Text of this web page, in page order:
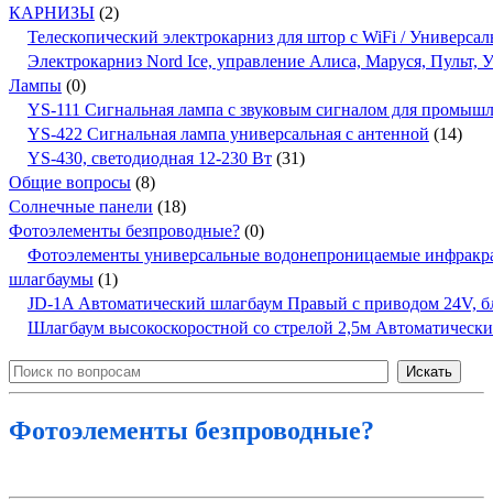
КАРНИЗЫ (2)
Телескопический электрокарниз для штор с WiFi /
Электрокарниз Nord Ice, управление Алиса, Маруся, Пульт,
Лампы (0)
YS-111 Сигнальная лампа с звуковым сигналом для
YS-422 Сигнальная лампа универсальная с антенной (14)
YS-430, светодиодная 12-230 Вт (31)
Общие вопросы (8)
Солнечные панели (18)
Фотоэлементы безпроводные? (0)
Фотоэлементы универсальные водонепроницаемые
шлагбаумы (1)
JD-1A Автоматический шлагбаум Правый с приводом 24V,
Шлагбаум высокоскоростной со стрелой 2,5м
Фотоэлементы безпроводные?